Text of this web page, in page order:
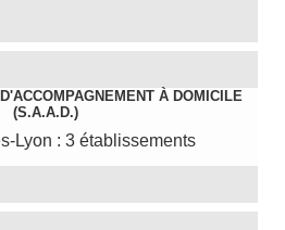
À DOMICILE
(S.A.A.D.)
Lyon : 3 établissements